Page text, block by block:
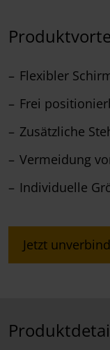
Flexibler
Frei
Zusätzliche
Vermeidung
Individuelle
Jetzt